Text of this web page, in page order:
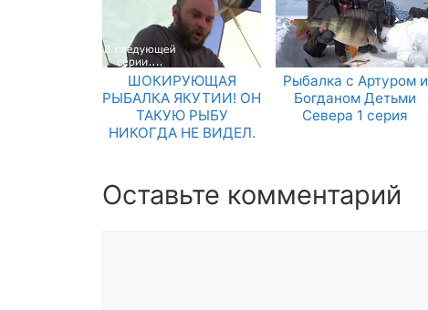
ШОКИРУЮЩАЯ
РЫБАЛКА ЯКУТИИ! ОН
ТАКУЮ РЫБУ
НИКОГДА НЕ ВИДЕЛ.
Рыбалка с Артуром и
Богданом Детьми
Севера 1 серия
Оставьте комментарий